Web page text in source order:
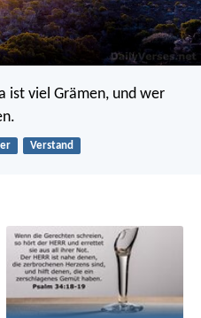
ist viel Grämen, und wer
Verstand